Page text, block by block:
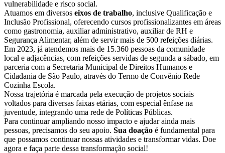
vulnerabilidade e risco social.
Atuamos em diversos eixos de trabalho, inclusive Qualificação e
Inclusão Profissional, oferecendo cursos profissionalizantes em áreas
como gastronomia, auxiliar administrativo, auxiliar de RH e
Segurança Alimentar, além de servir mais de 500 refeições diárias.
Em 2023, já atendemos mais de 15.360 pessoas da comunidade
local e adjacências, com refeições servidas de segunda a sábado, em
parceria com a Secretaria Municipal de Direitos Humanos e
Cidadania de São Paulo, através do Termo de Convênio Rede
Cozinha Escola.
Nossa trajetória é marcada pela execução de projetos sociais
voltados para diversas faixas etárias, com especial ênfase na
juventude, integrando uma rede de Políticas Públicas.
Para continuar ampliando nosso impacto e ajudar ainda mais
pessoas, precisamos do seu apoio. Sua doação é fundamental para
que possamos continuar nossas atividades e transformar vidas. Doe
agora e faça parte dessa transformação social!